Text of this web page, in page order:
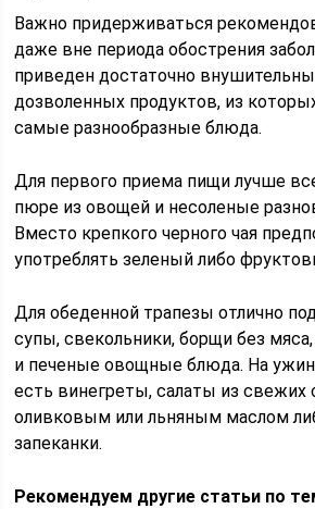
Важно придерживаться
даже вне периода обострения
приведен достаточно
дозволенных продуктов, из
самые разнообразные блюда.
Для первого приема пищи лучше
пюре из овощей и несоленые
Вместо крепкого черного чая
употреблять зеленый либо
Для обеденной трапезы отлично
супы, свекольники, борщи без
и печеные овощные блюда. На
есть винегреты, салаты из свежих
оливковым или льняным маслом
запеканки.
Рекомендуем другие статьи по